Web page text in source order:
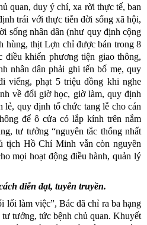
quan, duy ý chí, xa rời thực tế, ban
trái với thực tiễn đời sống xã hội,
sống nhân dân (như quy định cộng
hùng, thịt Lợn chỉ được bán trong 8
điều khiển phương tiện giao thông,
nhân dân phải ghi tến bố mẹ, quy
viếng, phạt 5 triệu đồng khi nghe
về đổi giờ học, giờ làm, quy định
lẻ, quy định tổ chức tang lễ cho cán
để ô cửa có lắp kính trên nắm
tư tưởng “nguyên tắc thống nhất
tịch Hồ Chí Minh vẫn còn nguyên
mọi hoạt động điều hành, quản lý
diễn đạt, tuyên truyền.
lối làm việc”, Bác đã chỉ ra ba hạng
tưởng, tức bệnh chủ quan. Khuyết